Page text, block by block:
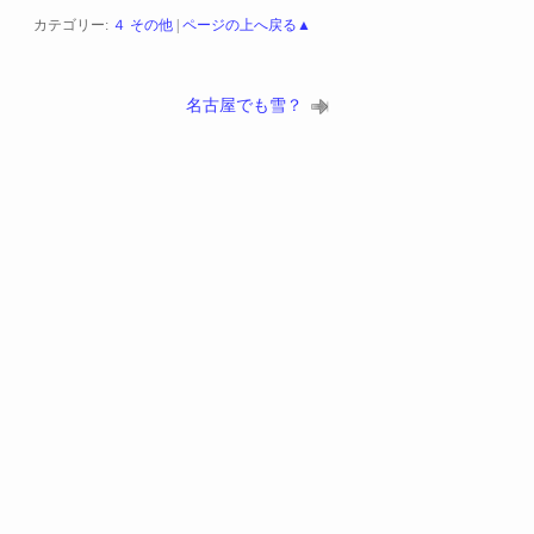
カテゴリー: ４ その他 ページの上へ戻る▲
名古屋でも雪？